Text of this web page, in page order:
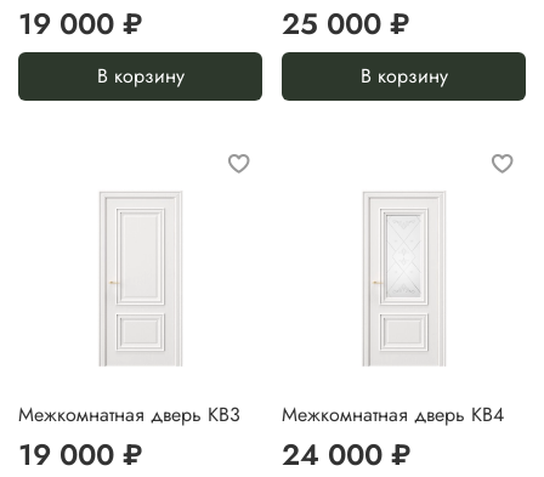
19 000 ₽
В корзину
25 000 ₽
В корзину
Межкомнатная дверь KB3
19 000 ₽
Межкомнатная дверь KB4
24 000 ₽